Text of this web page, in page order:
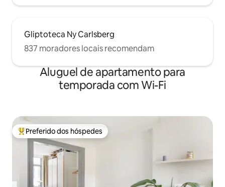
Gliptoteca Ny Carlsberg
837 moradores locais recomendam
Aluguel de apartamento para
temporada com Wi-Fi
Entre os melhores preferidos dos hóspedes
Preferido dos hóspedes